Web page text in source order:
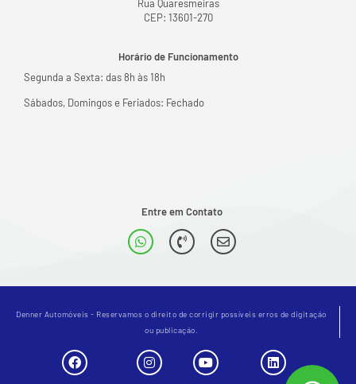
Rua Quaresmeiras
CEP: 13601-270
Horário de Funcionamento
Segunda a Sexta: das 8h às 18h
Sábados, Domingos e Feriados: Fechado
Entre em Contato
Denner Automóveis - Reservamos o direito de corrigir possíveis erros de digitação
ou publicação.